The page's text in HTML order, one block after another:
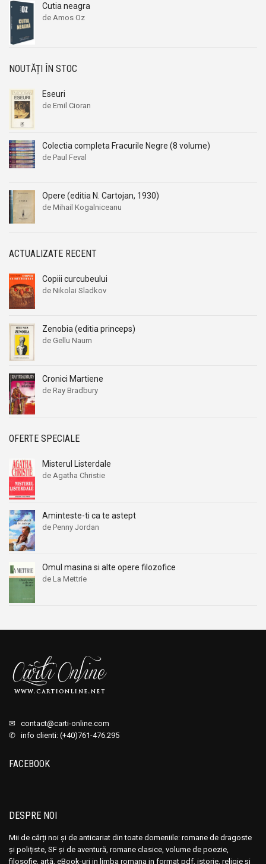
Cutia neagra
de Amos Oz
NOUTĂȚI ÎN STOC
Eseuri
de Emil Cioran
Colectia completa Fracurile Negre (8 volume)
de Paul Feval
Opere (editia N. Cartojan, 1930)
de Mihail Kogalniceanu
ACTUALIZATE RECENT
Copiii curcubeului
de Nikolai Sladkov
Zenobia (editia princeps)
de Gellu Naum
Cronici Martiene
de Ray Bradbury
OFERTE SPECIALE
Misterul Listerdale
de Agatha Christie
Aminteste-ti ca te astept
de Penny Jordan
Omul masina si alte opere filozofice
de La Mettrie
✉ contact@carti-online.com
✆ info clienti: (+40)761-476.295
FACEBOOK
DESPRE NOI
Mii de cărți noi și de anticariat din toate domeniile: romane de dragoste
și polițiste, SF și de aventură, romane clasice, volume de poezie,
filosofie, artă, eBook-uri in limba romana in format pdf, istorie, religie și